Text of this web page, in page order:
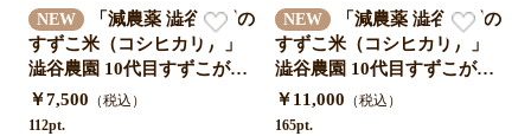
NEW
「減農薬 澁谷農園の
すずこ米（コシヒカリ）」
澁谷農園 10代目すずこが作
った『すずこ米』令和7年度
三重県産 米袋入り 10㎏（5
￥7,500 （税込）
112pt.
NEW
「減農薬 澁谷農園の
すずこ米（コシヒカリ）」
澁谷農園 10代目すずこが作
った『すずこ米』令和7年度
三重県産 米袋入り 15㎏（5
￥11,000 （税込）
165pt.